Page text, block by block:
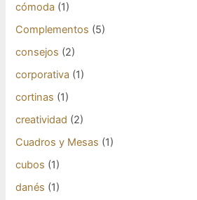
cómoda (1)
Complementos (5)
consejos (2)
corporativa (1)
cortinas (1)
creatividad (2)
Cuadros y Mesas (1)
cubos (1)
danés (1)